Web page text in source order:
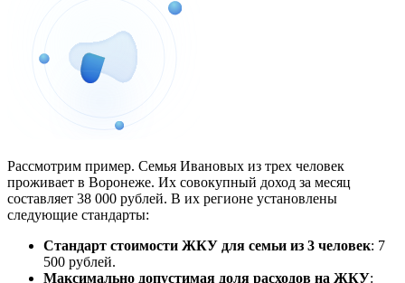
Рассмотрим пример. Семья Ивановых из трех человек
проживает в Воронеже. Их совокупный доход за месяц
составляет 38 000 рублей. В их регионе установлены
следующие стандарты:
Стандарт стоимости ЖКУ для семьи из 3 человек: 7
500 рублей.
Максимально допустимая доля расходов на ЖКУ: